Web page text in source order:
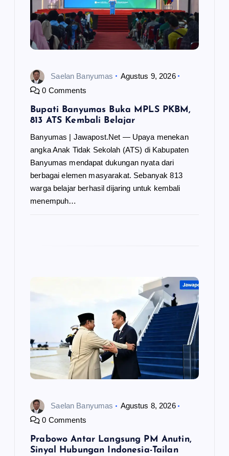
Saelan Banyumas
Agustus 9, 2026
0 Comments
Bupati Banyumas Buka MPLS PKBM,
813 ATS Kembali Belajar
Banyumas | Jawapost.Net — Upaya menekan
angka Anak Tidak Sekolah (ATS) di Kabupaten
Banyumas mendapat dukungan nyata dari
berbagai elemen masyarakat. Sebanyak 813
warga belajar berhasil dijaring untuk kembali
menempuh…
Saelan Banyumas
Agustus 8, 2026
0 Comments
Prabowo Antar Langsung PM Anutin,
Sinyal Hubungan Indonesia-Tailan